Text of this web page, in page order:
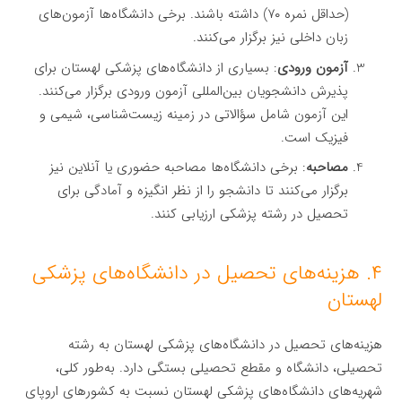
(حداقل نمره ۷۰) داشته باشند. برخی دانشگاه‌ها آزمون‌های
زبان داخلی نیز برگزار می‌کنند.
آزمون ورودی: بسیاری از دانشگاه‌های پزشکی لهستان برای
پذیرش دانشجویان بین‌المللی آزمون ورودی برگزار می‌کنند.
این آزمون شامل سؤالاتی در زمینه زیست‌شناسی، شیمی و
فیزیک است.
مصاحبه: برخی دانشگاه‌ها مصاحبه حضوری یا آنلاین نیز
برگزار می‌کنند تا دانشجو را از نظر انگیزه و آمادگی برای
تحصیل در رشته پزشکی ارزیابی کنند.
۴. هزینه‌های تحصیل در دانشگاه‌های پزشکی
لهستان
هزینه‌های تحصیل در دانشگاه‌های پزشکی لهستان به رشته
تحصیلی، دانشگاه و مقطع تحصیلی بستگی دارد. به‌طور کلی،
شهریه‌های دانشگاه‌های پزشکی لهستان نسبت به کشورهای اروپای